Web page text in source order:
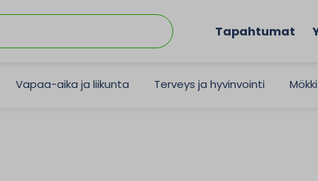
Tapahtumat
Vapaa-aika ja liikunta Terveys ja hyvinvointi